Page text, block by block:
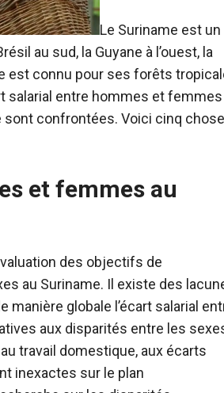
Le Suriname est un
au sud, la Guyane à l’ouest, la
est connu pour ses forêts
salarial entre hommes et femmes
sont confrontées. Voici cinq
et femmes au
des objectifs de
au Suriname. Il existe des
globale l’écart salarial
aux disparités entre les
travail domestique, aux écarts
inexactes sur le plan